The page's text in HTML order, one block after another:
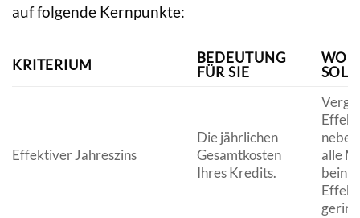
auf folgende Kernpunkte:
KRITERIUM
BEDEUTUNG
FÜR SIE
Effektiver Jahreszins
Die jährlichen
Gesamtkosten
Ihres Kredits.
alle